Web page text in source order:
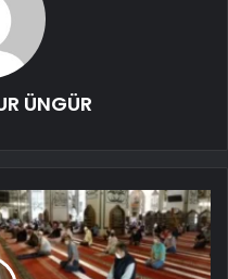
ÜNGÜR